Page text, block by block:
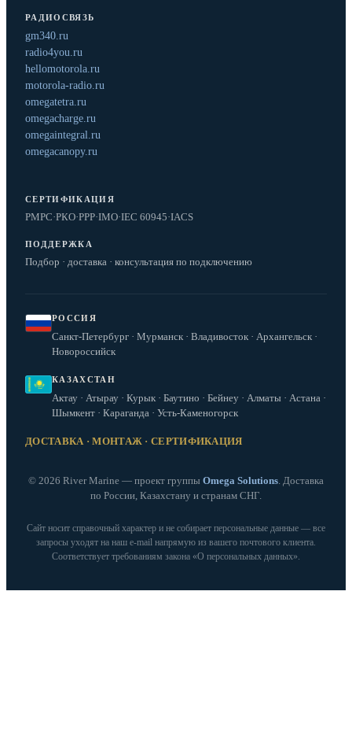
РАДИОСВЯЗЬ
gm340.ru
radio4you.ru
hellomotorola.ru
motorola-radio.ru
omegatetra.ru
omegacharge.ru
omegaintegral.ru
omegacanopy.ru
СЕРТИФИКАЦИЯ
РМРС·РКО·РРР·IMO·IEC 60945·IACS
ПОДДЕРЖКА
Подбор · доставка · консультация по подключению
РОССИЯ
Санкт-Петербург · Мурманск · Владивосток · Архангельск ·
Новороссийск
КАЗАХСТАН
Актау · Атырау · Курык · Баутино · Бейнеу · Алматы · Астана ·
Шымкент · Караганда · Усть-Каменогорск
ДОСТАВКА · МОНТАЖ · СЕРТИФИКАЦИЯ
© 2026 River Marine — проект группы Omega Solutions. Доставка
по России, Казахстану и странам СНГ.
Сайт носит справочный характер и не собирает персональные данные — все
запросы уходят на наш e‑mail напрямую из вашего почтового клиента.
Соответствует требованиям закона «О персональных данных».